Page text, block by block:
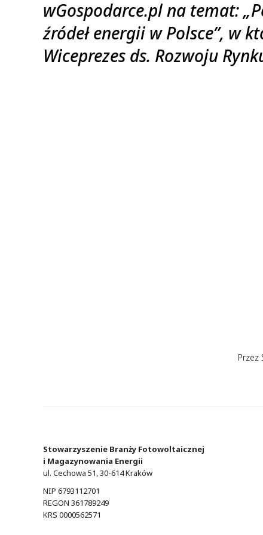
wGospodarce.pl na temat:
źródeł energii w Polsce”, w
Wiceprezes ds. Rozwoju
Przez
Stowarzyszenie Branży Fotowoltaicznej
i Magazynowania Energii
ul. Cechowa 51, 30-614 Kraków
NIP 6793112701
REGON 361789249
KRS 0000562571